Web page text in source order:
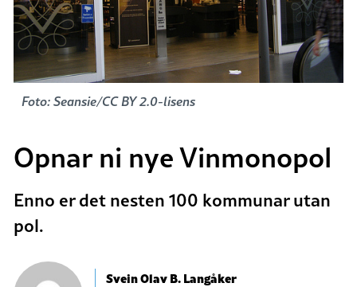
Foto: Seansie/CC BY 2.0-lisens
Opnar ni nye Vinmonopol
Enno er det nesten 100 kommunar utan
pol.
Svein Olav B. Langåker